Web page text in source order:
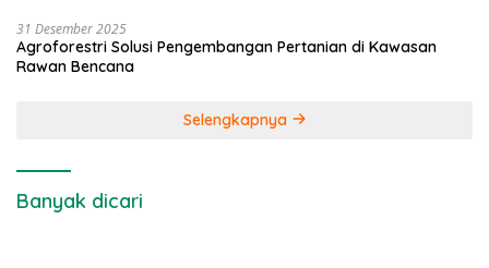
31 Desember 2025
Agroforestri Solusi Pengembangan Pertanian di Kawasan
Rawan Bencana
Selengkapnya
Banyak dicari